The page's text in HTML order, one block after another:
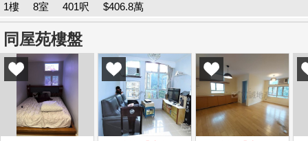
1樓 8室 401呎 $406.8萬
同屋苑樓盤